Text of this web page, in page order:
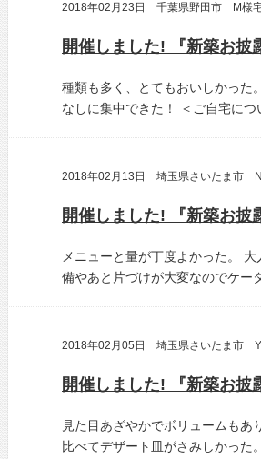
2018年02月23日 千葉県野田市 M様宅
種類も多く、とてもおいしかった。
なしに集中できた！
＜ご自宅に
2018年02月13日 埼玉県さいたま市 N
メニューと量が丁度よかった。
大
備やあと片づけが大変なのでケー
2018年02月05日 埼玉県さいたま市 Y
見た目あざやかでボリュームもあ
比べてデザート皿がさみしかった